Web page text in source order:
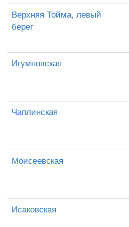
Верхняя Тойма, левый
берег
Игумновская
Чаплинская
Моисеевская
Исаковская